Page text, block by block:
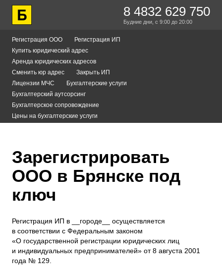
8 4832 629 750
Будние дни, с 9:00 до 20:00
Регистрация ООО
Регистрация ИП
Купить юридический адрес
Аренда юридических адресов
Сменить юр адрес
Закрыть ИП
Лицензии МЧС
Бухгалтерские услуги
Бухгалтерский аутсорсинг
Бухгалтерское сопровождение
Цены на бухгалтерские услуги
Зарегистрировать
ООО в Брянске под
ключ
Регистрация ИП в __городе__ осуществляется
в соответствии с Федеральным законом
«О государственной регистрации юридических лиц
и индивидуальных предпринимателей» от 8 августа 2001
года № 129.